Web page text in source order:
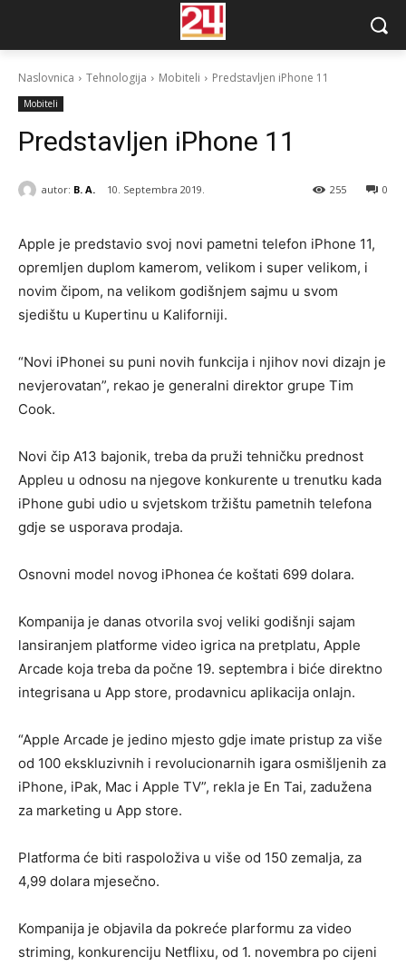
Naslovnica Tehnologija Mobiteli Predstavljen iPhone 11
Mobiteli
Predstavljen iPhone 11
autor: B. A. 10. Septembra 2019. 0
255
Apple je predstavio svoj novi pametni telefon iPhone 11,
opremljen duplom kamerom, velikom i super velikom, i
novim čipom, na velikom godišnjem sajmu u svom
sjedištu u Kupertinu u Kaliforniji.
“Novi iPhonei su puni novih funkcija i njihov novi dizajn je
nevjerovatan”, rekao je generalni direktor grupe Tim
Cook.
Novi čip A13 bajonik, treba da pruži tehničku prednost
Appleu u odnosu na njegove konkurente u trenutku kada
iPhone gubi udio u svjetskom tržištu pametnih telefona
gdje se usporava prodaja.
Osnovni model novog iPhonea će koštati 699 dolara.
Kompanija je danas otvorila svoj veliki godišnji sajam
lansiranjem platforme video igrica na pretplatu, Apple
Arcade koja treba da počne 19. septembra i biće direktno
integrisana u App store, prodavnicu aplikacija onlajn.
“Apple Arcade je jedino mjesto gdje imate pristup za više
od 100 ekskluzivnih i revolucionarnih igara osmišljenih za
iPhone, iPak, Mac i Apple TV”, rekla je En Tai, zadužena
za marketing u App store.
Platforma će biti raspoloživa u više od 150 zemalja, za
4,99 dolara mjesečno.
Kompanija je objavila da pokreće plarformu za video
striming, konkurenciju Netflixu, od 1. novembra po cijeni